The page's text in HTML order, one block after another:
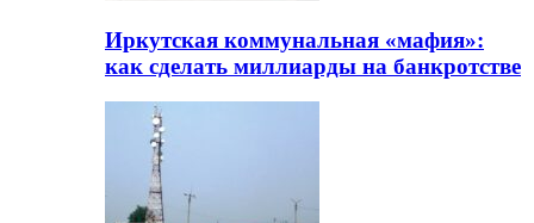
Иркутская коммунальная «мафия»:
как сделать миллиарды на банкротстве